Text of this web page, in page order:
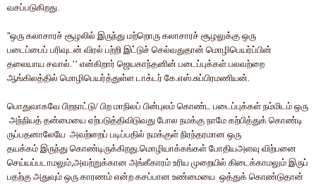
வசப்படுகிறது
''ஒரு கலாசாரச் சூழலில் இருந்து மற்றொரு கலாசாரச் சூழலுக்கு ஒரு
படைப்பைப் பரிவுடன் விரல் பற்றி இட்டுச் செல்வதுதான் மொழிபெயர்ப்பின்
தலையாய சவால் .’’ என்கிறார் ஜெயகாந்தனின் படைப்புக்கள் பலவற்றை
ஆங்கிலத்தில் மொழிபெயர்த்துள்ள டாக்டர் கே எஸ் சுப்பிரமணியன்
பொதுவாகவே பிறநாட்டு/ பிற மாநிலப் பின்புலம் கொண்ட படைப்புக்கள் நம்மிடம் ஒரு
அந்நியத் தன்மையை ஏற்படுத்திவிடுவது போல நமக்கு நாமே கற்பித்துக் கொண்டி
ருப்பதனாலேயே அவற்றைப் படிப்பதில் நமக்குள் நிரந்தரமான ஒரு
தயக்கம் இருந்து கொண்டிருக்கிறது மொழியாக்கங்கள் போதியஅளவு விற்பனை
செய்யப்படாமலும் அவற்றுக்கான அங்கீகாரம் உரிய முறையில் கிடைக்காமலும் இருப்
பதற்கு அதுவும் ஒரு காரணம் என்ற கசப்பான உண்மையை ஒத்துக் கொண்டுதான்